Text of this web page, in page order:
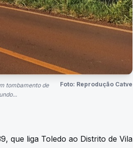
tombamento de
Foto: Reprodução Catve
que liga Toledo ao Distrito de Vila